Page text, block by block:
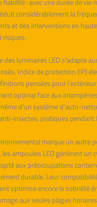
considérablement la
et des interventions en
risques.
des luminaires LED s’adapte
Indice de protection (IP)
pensées pour
optimal face aux
d’un système d’auto-
insectes, pratiques pendant
marque un autre
ampoules LED génèrent un
aux préoccupations
durable. Leur
optimise encore la sobriété
aux seules plages